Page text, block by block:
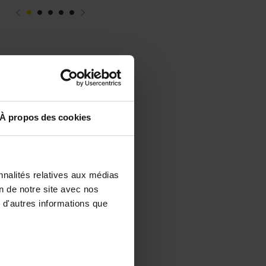
À propos des cookies
relatives aux médias
de notre site avec nos
informations que